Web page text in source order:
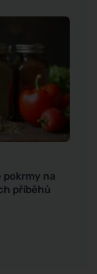
pokrmy na
příběhů